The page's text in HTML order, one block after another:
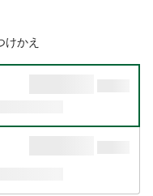
けかえ